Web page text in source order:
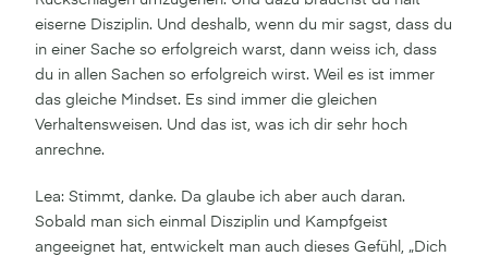
eiserne Disziplin. Und deshalb, wenn du mir sagst, dass du
in einer Sache so erfolgreich warst, dann weiss ich, dass
du in allen Sachen so erfolgreich wirst. Weil es ist immer
das gleiche Mindset. Es sind immer die gleichen
Verhaltensweisen. Und das ist, was ich dir sehr hoch
anrechne.
Lea: Stimmt, danke. Da glaube ich aber auch daran.
Sobald man sich einmal Disziplin und Kampfgeist
angeeignet hat, entwickelt man auch dieses Gefühl, „Dich